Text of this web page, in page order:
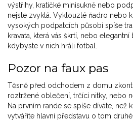
výstřihy, kratičké minisukně nebo
nejste zvyklá. Vyklouzlé ňadro nebo
vysokých podpatcích působí spíše
kravata, která vás škrtí, nebo
kdybyste v nich hráli fotbal.
Pozor na faux pas
Těsně před odchodem z domu
roztržené oblečení, trčící nitky, nebo
Na prvním rande se spíše díváte, než
vytváříte hlavní představu o tom